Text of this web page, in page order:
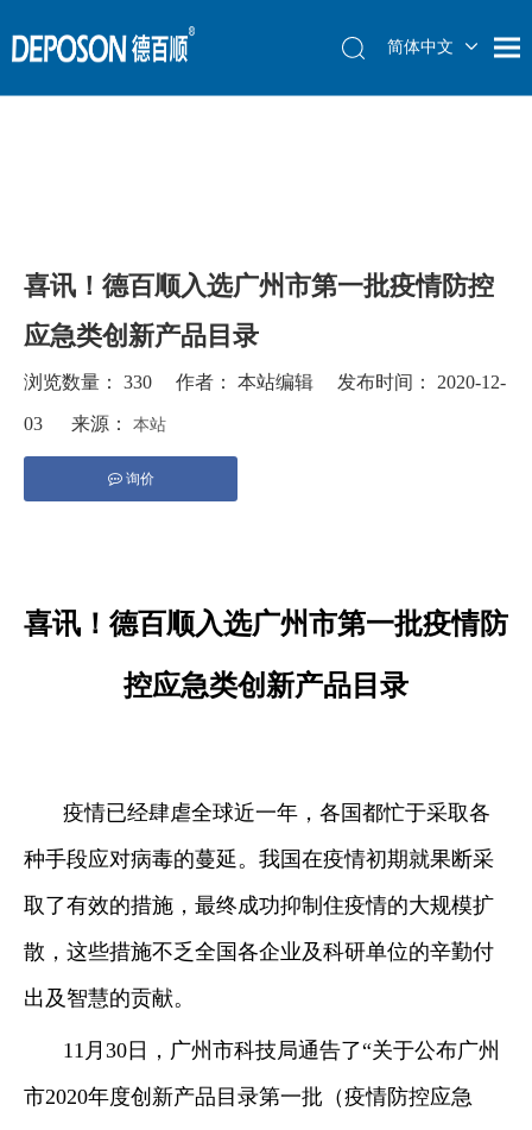
简体中文
简体中文
喜讯！德百顺入选广州市第一批疫情防控
应急类创新产品目录
浏览数量： 330 作者： 本站编辑 发布时间： 2020-12-
03 来源： 本站
询价
喜讯！德百顺入选广州市第一批疫情防
控应急类创新产品目录
疫情已经肆虐全球近一年，各国都忙于采取各
种手段应对病毒的蔓延。我国在疫情初期就果断采
取了有效的措施，最终成功抑制住疫情的大规模扩
散，这些措施不乏全国各企业及科研单位的辛勤付
出及智慧的贡献。
11月30日，广州市科技局通告了“关于公布广州
市2020年度创新产品目录第一批（疫情防控应急